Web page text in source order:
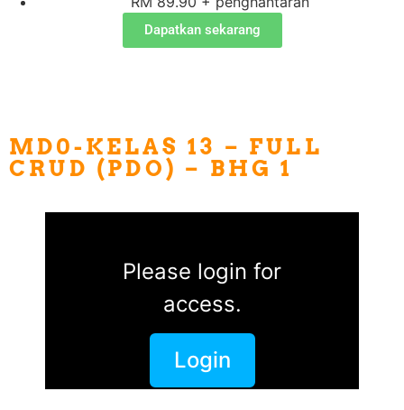
Dapatkan sekarang
MD0-KELAS 13 – FULL
CRUD (PDO) – BHG 1
Please login for
access.
Login